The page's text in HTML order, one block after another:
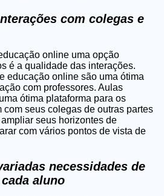
com colegas e
online uma opção
é a qualidade das interações.
educação online são uma ótima
com professores. Aulas
ótima plataforma para os
seus colegas de outras partes
seus horizontes de
com vários pontos de vista de
necessidades de
aluno